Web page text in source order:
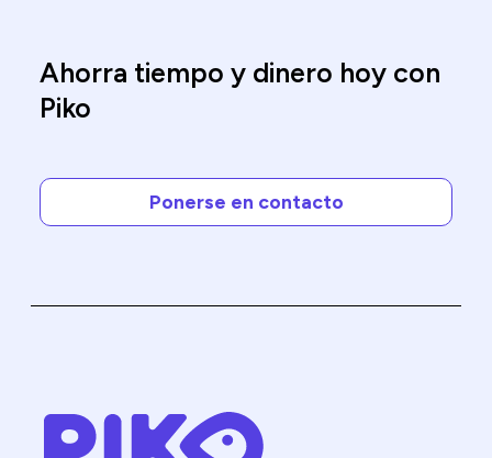
Ahorra tiempo y dinero hoy con
Piko
Ponerse en contacto